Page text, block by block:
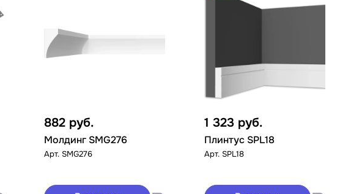
882 руб.
Молдинг SMG276
Арт. SMG276
1 323 руб.
Плинтус SPL18
Арт. SPL18